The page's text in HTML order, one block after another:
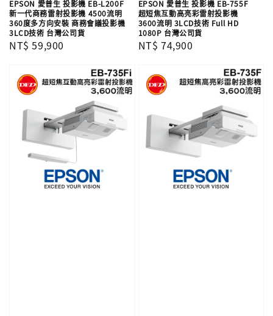
EPSON 愛普生 投影機 EB-L200F
新一代商務雷射投影機 4500流明
360度多方向安裝 商務會議投影機
3LCD技術 台灣公司貨
Regular
NT$ 59,900
EPSON 愛普生 投影機 EB-755F
超短焦互動高亮彩雷射投影機
3600流明 3LCD技術 Full HD
1080P 台灣公司貨
Regular
NT$ 74,900